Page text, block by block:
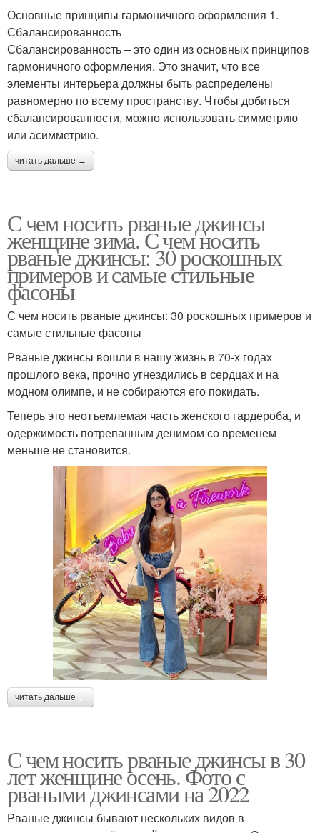
Основные принципы гармоничного оформления 1.
Сбалансированность
Сбалансированность – это один из основных принципов
гармоничного оформления. Это значит, что все
элементы интерьера должны быть распределены
равномерно по всему пространству. Чтобы добиться
сбалансированности, можно использовать симметрию
или асимметрию.
читать дальше →
С чем носить рваные джинсы
женщине зима. С чем носить
рваные джинсы: 30 роскошных
примеров и самые стильные
фасоны
С чем носить рваные джинсы: 30 роскошных примеров и
самые стильные фасоны
Рваные джинсы вошли в нашу жизнь в 70-х годах
прошлого века, прочно угнездились в сердцах и на
модном олимпе, и не собираются его покидать.
Теперь это неотъемлемая часть женского гардероба, и
одержимость потрепанным денимом со временем
меньше не становится.
читать дальше →
С чем носить рваные джинсы в 30
лет женщине осень. Фото с
рваными джинсами на 2022
Рваные джинсы бывают нескольких видов в